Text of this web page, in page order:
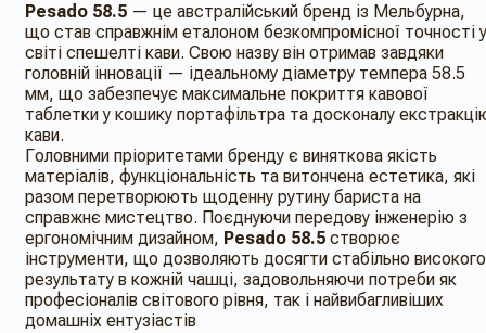
Pesado 58.5 — це австралійський бренд із Мельбурна,
що став справжнім еталоном безкомпромісної точності у
світі спешелті кави. Свою назву він отримав завдяки
головній інновації — ідеальному діаметру темпера 58.5
мм, що забезпечує максимальне покриття кавової
таблетки у кошику портафільтра та досконалу
кави.
Головними пріоритетами бренду є виняткова якість
матеріалів, функціональність та витончена естетика, які
разом перетворюють щоденну рутину бариста на
справжнє мистецтво. Поєднуючи передову інженерію з
ергономічним дизайном, Pesado 58.5 створює
інструменти, що дозволяють досягти стабільно високого
результату в кожній чашці, задовольняючи потреби як
професіоналів світового рівня, так і найвибагливіших
домашніх ентузіастів